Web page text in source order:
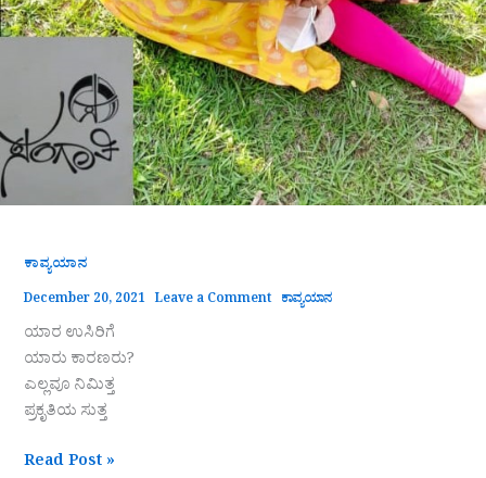
ಕಾವ್ಯಯಾನ
December 20, 2021 Leave a Comment ಕಾವ್ಯಯಾನ
ಯಾರ ಉಸಿರಿಗೆ
ಯಾರು ಕಾರಣರು?
ಎಲ್ಲವೂ ನಿಮಿತ್ತ
ಪ್ರಕೃತಿಯ ಸುತ್ತ
Read Post »